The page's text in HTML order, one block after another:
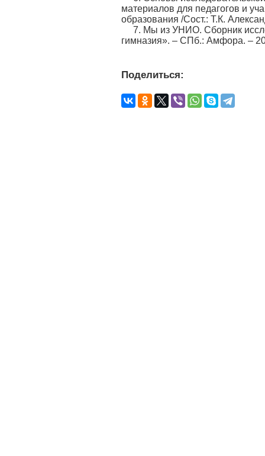
материалов для педагогов и
образования /Сост.: Т.К.
7. Мы из УНИО. Сборник
гимназия». – СПб.: Амфора. –
Поделиться: